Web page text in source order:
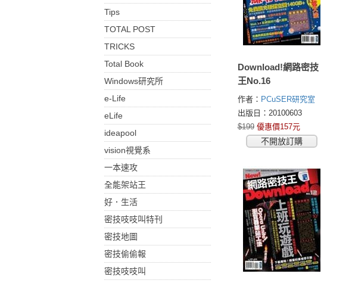
Tips
TOTAL POST
TRICKS
Total Book
Windows研究所
e-Life
eLife
ideapool
vision視覺系
一本速攻
全能架站王
好．生活
密技吱吱叫特刊
密技地圖
密技偷偷報
密技吱吱叫
Download!網路密技
王No.16
作者： PCuSER研究室
出版日：20100603
$199 優惠價157元
不開放訂購